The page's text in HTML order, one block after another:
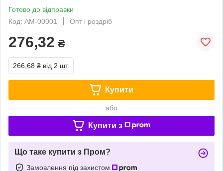
Готово до відправки
Код: АМ-00001
Опт і роздріб
276,32 ₴
266,68 ₴ від 2 шт.
Купити
або
Купити з
Що таке купити з Пром?
Замовлення під захистом